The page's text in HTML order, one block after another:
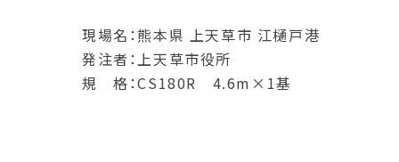
現場名：熊本県 上天草市 江樋戸港
発注者：上天草市役所
規 格：CS180R 4.6m×1基